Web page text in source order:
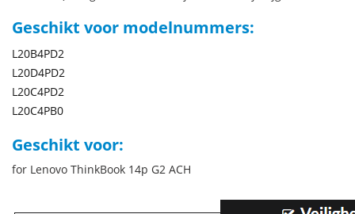
Geschikt voor modelnummers:
L20B4PD2
L20D4PD2
L20C4PD2
L20C4PB0
Geschikt voor:
for Lenovo ThinkBook 14p G2 ACH